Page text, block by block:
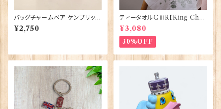
バッグチャームベア ケンブリッジ
大学 Elgate Products 904
28
¥2,750
ティータオルCⅢR【King Char
lesⅢ Coronation】Victoria
Eggs 50129
¥3,080
30%OFF